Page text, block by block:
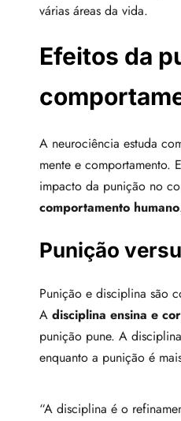
várias áreas da vida.
Efeitos da
A neurociência estuda
mente e comportamento.
impacto da punição no
comportamento humano
Punição
Punição e disciplina são
A disciplina ensina e
punição pune. A
enquanto a punição é
“A disciplina é o